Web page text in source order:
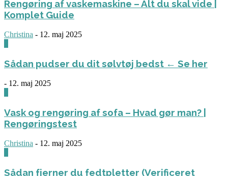
Rengøring af vaskemaskine – Alt du skal vide |
Komplet Guide
Christina - 12. maj 2025
Sådan pudser du dit sølvtøj bedst ← Se her
- 12. maj 2025
Vask og rengøring af sofa – Hvad gør man? |
Rengøringstest
Christina - 12. maj 2025
Sådan fjerner du fedtpletter (Verificeret